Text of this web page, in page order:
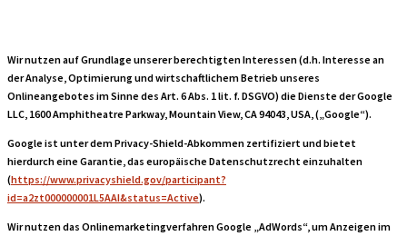
Wir nutzen auf Grundlage unserer berechtigten Interessen (d.h. Interesse an
der Analyse, Optimierung und wirtschaftlichem Betrieb unseres
Onlineangebotes im Sinne des Art. 6 Abs. 1 lit. f. DSGVO) die Dienste der Google
LLC, 1600 Amphitheatre Parkway, Mountain View, CA 94043, USA, („Google“).
Google ist unter dem Privacy-Shield-Abkommen zertifiziert und bietet
hierdurch eine Garantie, das europäische Datenschutzrecht einzuhalten
(https://www.privacyshield.gov/participant?
id=a2zt000000001L5AAI&status=Active).
Wir nutzen das Onlinemarketingverfahren Google „AdWords“, um Anzeigen im